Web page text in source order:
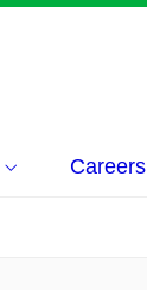
Careers